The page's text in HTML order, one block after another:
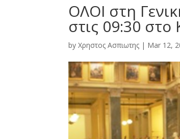
ΟΛΟΙ στη
στις 09:30
byΧρηστος Ασπιωτης | Mar 12,